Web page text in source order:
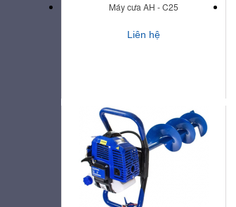
Máy cưa AH - C25
Liên hệ